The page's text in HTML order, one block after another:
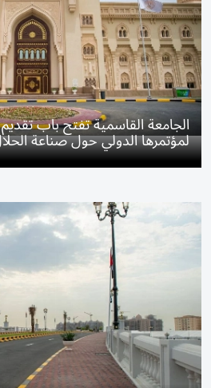
الجامعة القاسمية تفتح باب تقديم
لمؤتمرها الدولي حول صناعة